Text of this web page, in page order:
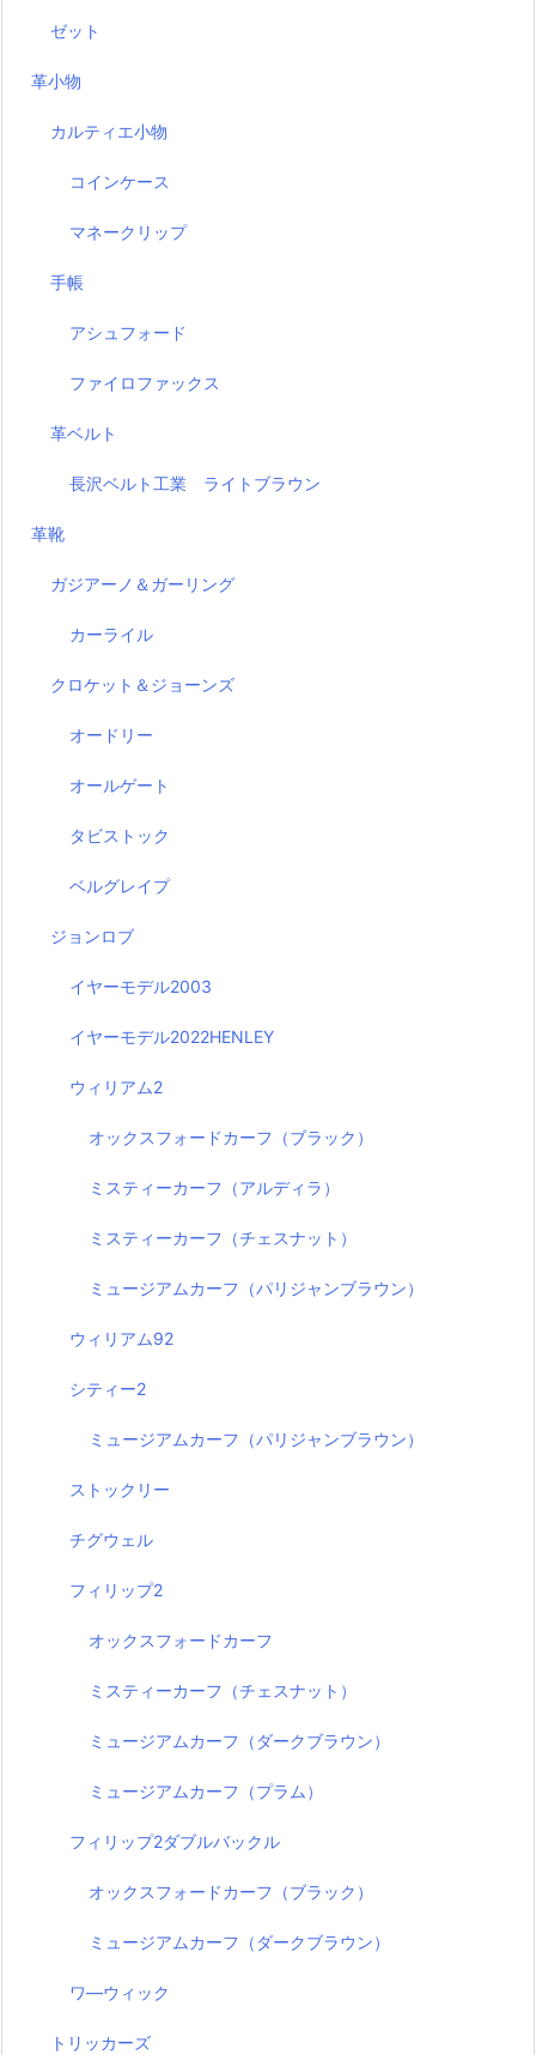
ゼット
革小物
カルティエ小物
コインケース
マネークリップ
手帳
アシュフォード
ファイロファックス
革ベルト
長沢ベルト工業 ライトブラウン
革靴
ガジアーノ＆ガーリング
カーライル
クロケット＆ジョーンズ
オードリー
オールゲート
タビストック
ベルグレイプ
ジョンロブ
イヤーモデル2003
イヤーモデル2022HENLEY
ウィリアム2
オックスフォードカーフ（ブラック）
ミスティーカーフ（アルディラ）
ミスティーカーフ（チェスナット）
ミュージアムカーフ（パリジャンブラウン）
ウィリアム92
シティー2
ミュージアムカーフ（パリジャンブラウン）
ストックリー
チグウェル
フィリップ2
オックスフォードカーフ
ミスティーカーフ（チェスナット）
ミュージアムカーフ（ダークブラウン）
ミュージアムカーフ（プラム）
フィリップ2ダブルバックル
オックスフォードカーフ（ブラック）
ミュージアムカーフ（ダークブラウン）
ワ―ウィック
トリッカーズ